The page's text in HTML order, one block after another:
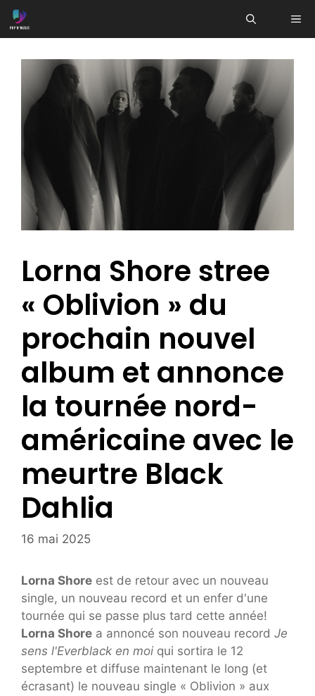
Aller
au
Lorna Shore stree
« Oblivion » du
prochain nouvel
album et annonce
la tournée nord-
américaine avec le
meurtre Black
Dahlia
16 mai 2025
Lorna Shore est de retour avec un nouveau
single, un nouveau record et un enfer d'une
tournée qui se passe plus tard cette année!
Lorna Shore a annoncé son nouveau record Je
sens l'Everblack en moi qui sortira le 12
septembre et diffuse maintenant le long (et
écrasant) le nouveau single « Oblivion » aux